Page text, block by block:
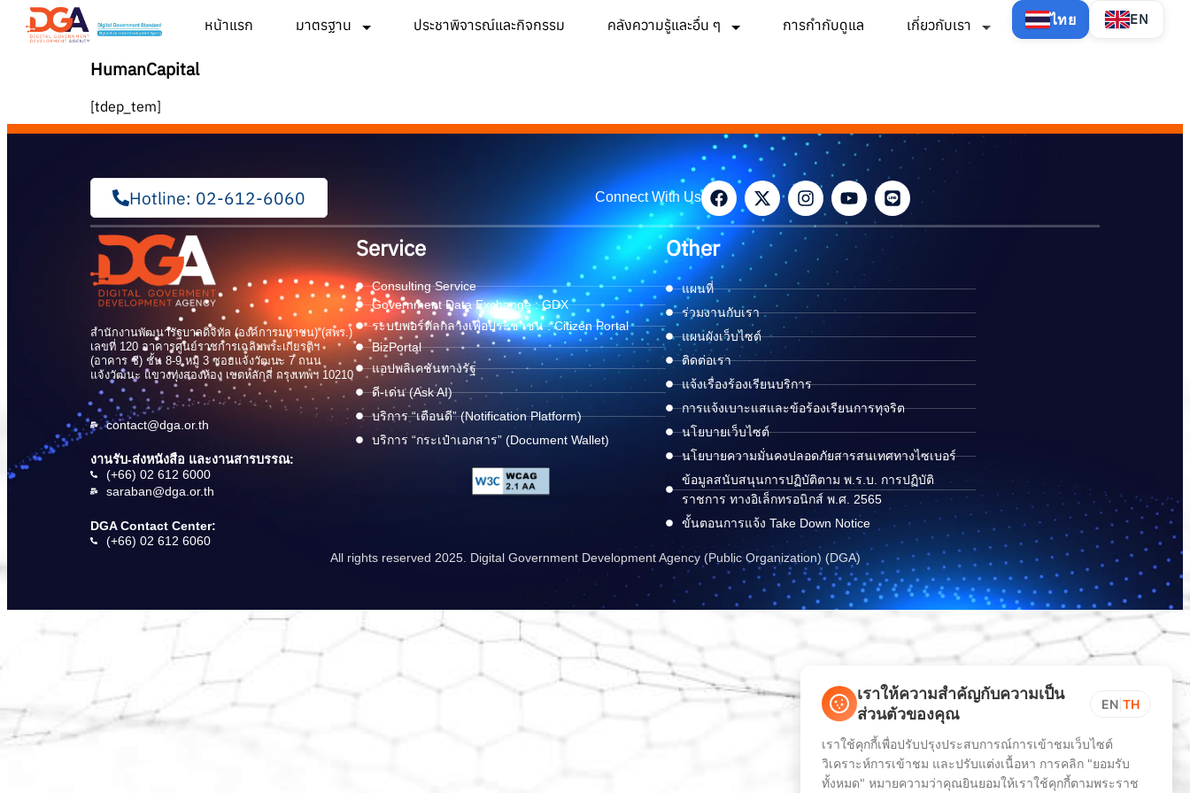
หน้าแรก มาตรฐาน ประชาพิจารณ์และกิจกรรม คลังความรู้และอื่น ๆ การกำกับดูแล เกี่ยวกับเรา ไทย EN
HumanCapital
[tdep_tem]
Hotline: 02-612-6060 Connect With Us
สำนักงานพัฒนารัฐบาลดิจิทัล (องค์การมหาชน) (สพร.)
เลขที่ 120 อาคารศูนย์ราชการเฉลิมพระเกียรติฯ
(อาคาร ซี) ชั้น 8-9 หมู่ 3 ซอยแจ้งวัฒนะ 7 ถนน
แจ้งวัฒนะ แขวงทุ่งสองห้อง เขตหลักสี่ กรุงเทพฯ 10210
contact@dga.or.th
งานรับ-ส่งหนังสือ และงานสารบรรณ:
(+66) 02 612 6000
saraban@dga.or.th
DGA Contact Center:
(+66) 02 612 6060
Service
Consulting Service
Government Data Exchange : GDX
ระบบพอร์ทัลกลางเพื่อประชาชน : Citizen Portal
BizPortal
แอปพลิเคชันทางรัฐ
ดี-เด่น (Ask AI)
บริการ “เตือนดี” (Notification Platform)
บริการ “กระเป๋าเอกสาร” (Document Wallet)
Other
แผนที่
ร่วมงานกับเรา
แผนผังเว็บไซต์
ติดต่อเรา
แจ้งเรื่องร้องเรียนบริการ
การแจ้งเบาะแสและข้อร้องเรียนการทุจริต
นโยบายเว็บไซต์
นโยบายความมั่นคงปลอดภัยสารสนเทศทางไซเบอร์
ข้อมูลสนับสนุนการปฏิบัติตาม พ.ร.บ. การปฏิบัติ
ราชการ ทางอิเล็กทรอนิกส์ พ.ศ. 2565
ขั้นตอนการแจ้ง Take Down Notice
All rights reserved 2025. Digital Government Development Agency (Public Organization) (DGA)
เราให้ความสำคัญกับความเป็น
ส่วนตัวของคุณ
EN TH
เราใช้คุกกี้เพื่อปรับปรุงประสบการณ์การเข้าชมเว็บไซต์
วิเคราะห์การเข้าชม และปรับแต่งเนื้อหา การคลิก "ยอมรับ
ทั้งหมด" หมายความว่าคุณยินยอมให้เราใช้คุกกี้ตามพระราช